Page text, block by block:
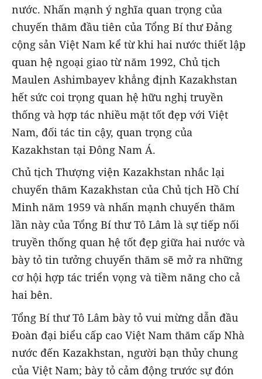
nước. Nhấn mạnh ý nghĩa quan trọng của
chuyến thăm đầu tiên của Tổng Bí thư Đảng
cộng sản Việt Nam kể từ khi hai nước thiết lập
quan hệ ngoại giao từ năm 1992, Chủ tịch
Maulen Ashimbayev khẳng định Kazakhstan
hết sức coi trọng quan hệ hữu nghị truyền
thống và hợp tác nhiều mặt tốt đẹp với Việt
Nam, đối tác tin cậy, quan trọng của
Kazakhstan tại Đông Nam Á.
Chủ tịch Thượng viện Kazakhstan nhắc lại
chuyến thăm Kazakhstan của Chủ tịch Hồ Chí
Minh năm 1959 và nhấn mạnh chuyến thăm
lần này của Tổng Bí thư Tô Lâm là sự tiếp nối
truyền thống quan hệ tốt đẹp giữa hai nước và
bày tỏ tin tưởng chuyến thăm sẽ mở ra những
cơ hội hợp tác triển vọng và tiềm năng cho cả
hai bên.
Tổng Bí thư Tô Lâm bày tỏ vui mừng dẫn đầu
Đoàn đại biểu cấp cao Việt Nam thăm cấp Nhà
nước đến Kazakhstan, người bạn thủy chung
của Việt Nam; bày tỏ cảm động trước sự đón